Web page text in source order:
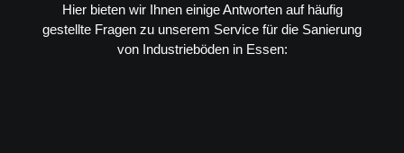
Hier bieten wir Ihnen einige Antworten auf häufig
gestellte Fragen zu unserem Service für die Sanierung
von Industrieböden in Essen: